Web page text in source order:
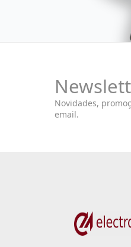
Novidades,
email.